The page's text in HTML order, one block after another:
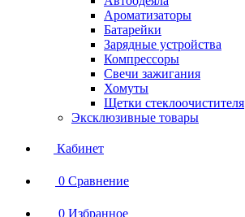
Ароматизаторы
Батарейки
Зарядные устройства
Компрессоры
Свечи зажигания
Хомуты
Щетки стеклоочистителя
Эксклюзивные товары
Кабинет
0 Сравнение
0 Избранное